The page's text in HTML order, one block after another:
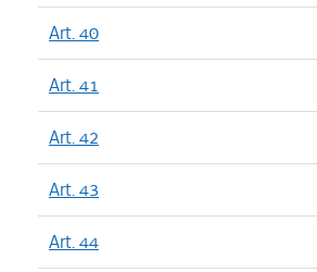
Art. 40
Art. 41
Art. 42
Art. 43
Art. 44